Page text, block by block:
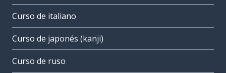
Curso de italiano
Curso de japonés (kanji)
Curso de ruso